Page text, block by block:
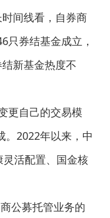
间线看，自券商
只券结基金成立，
新基金热度不
更自己的交易模
。2022年以来，中
活配置、国金核
公募托管业务的